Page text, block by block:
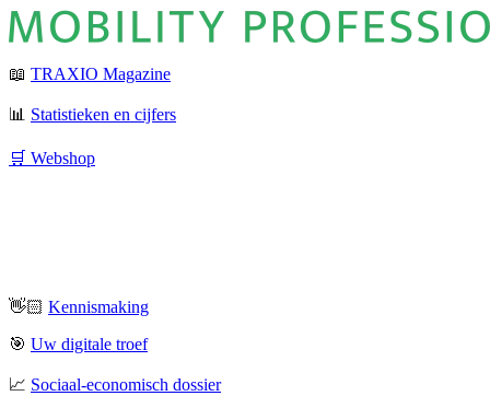
📖 TRAXIO Magazine
📊 Statistieken en cijfers
🛒 Webshop
👋🏻 Kennismaking
🎯 Uw digitale troef
📈 Sociaal-economisch dossier